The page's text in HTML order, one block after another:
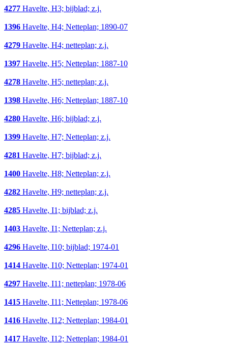
4277 Havelte, H3; bijblad; z.j.
1396 Havelte, H4; Netteplan; 1890-07
4279 Havelte, H4; netteplan; z.j.
1397 Havelte, H5; Netteplan; 1887-10
4278 Havelte, H5; netteplan; z.j.
1398 Havelte, H6; Netteplan; 1887-10
4280 Havelte, H6; bijblad; z.j.
1399 Havelte, H7; Netteplan; z.j.
4281 Havelte, H7; bijblad; z.j.
1400 Havelte, H8; Netteplan; z.j.
4282 Havelte, H9; netteplan; z.j.
4285 Havelte, I1; bijblad; z.j.
1403 Havelte, I1; Netteplan; z.j.
4296 Havelte, I10; bijblad; 1974-01
1414 Havelte, I10; Netteplan; 1974-01
4297 Havelte, I11; netteplan; 1978-06
1415 Havelte, I11; Netteplan; 1978-06
1416 Havelte, I12; Netteplan; 1984-01
1417 Havelte, I12; Netteplan; 1984-01